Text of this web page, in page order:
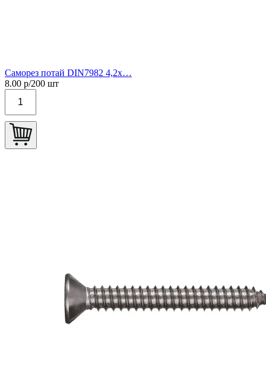
Саморез потай DIN7982 4,2х…
8.00 р/200 шт